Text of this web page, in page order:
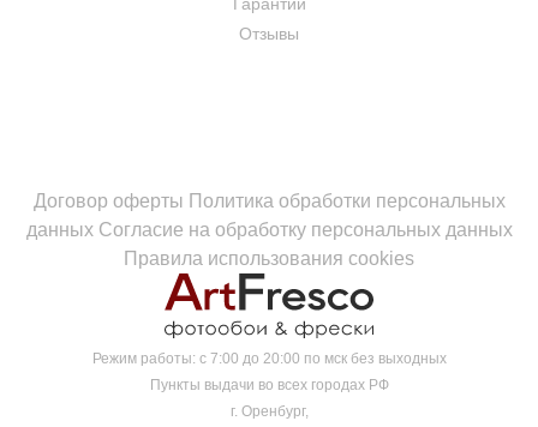
Отзывы
Договор оферты Политика обработки персональных
данных Согласие на обработку персональных данных
Правила использования cookies
Режим работы: с 7:00 до 20:00 по мск без выходных
Пункты выдачи во всех городах РФ
г. Оренбург,